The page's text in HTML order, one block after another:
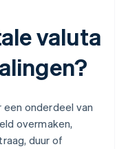
valuta
onderdeel van
overmaken,
duur of